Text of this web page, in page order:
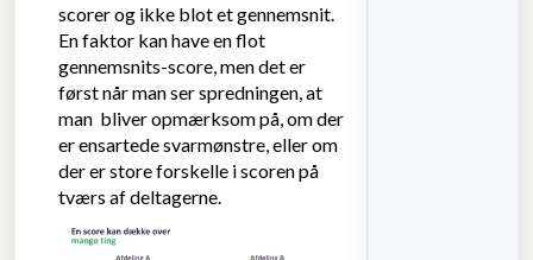
scorer og ikke blot et gennemsnit.
En faktor kan have en flot
gennemsnits-score, men det er
først når man ser spredningen, at
man bliver opmærksom på, om der
er ensartede svarmønstre, eller om
der er store forskelle i scoren på
tværs af deltagerne.